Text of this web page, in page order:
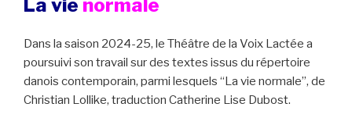
La vie normale
Dans la saison 2024-25, le Théâtre de la Voix Lactée a
poursuivi son travail sur des textes issus du répertoire
danois contemporain, parmi lesquels “La vie normale”, de
Christian Lollike, traduction Catherine Lise Dubost.